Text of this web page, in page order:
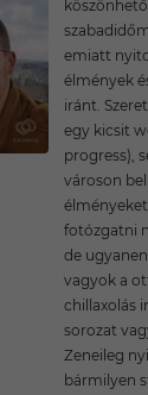
emiatt
élmények
iránt.
egy kicsit
progress),
városon
fotózgatni
de
vagyok a
chillaxolás
sorozat
Zeneileg
bármilyen